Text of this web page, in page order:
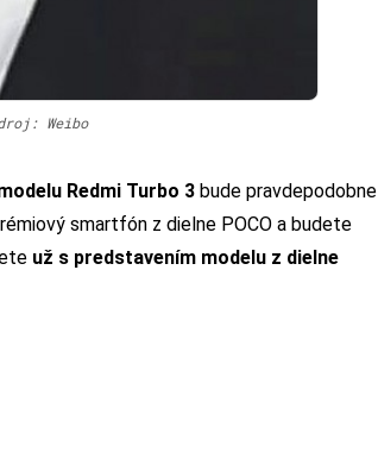
Weibo
Redmi Turbo 3 bude pravdepodobne
smartfón z dielne POCO a budete
už s predstavením modelu z dielne